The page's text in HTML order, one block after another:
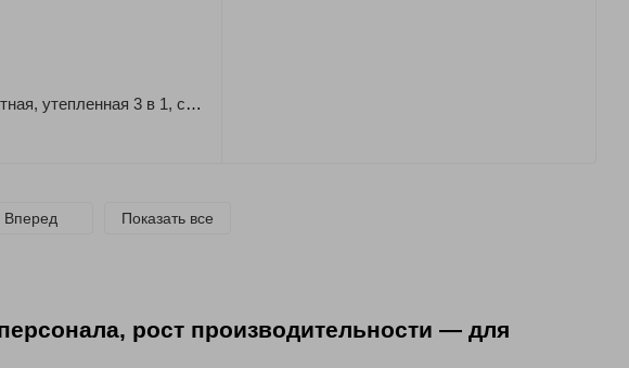
рост производительности — для
Куртка влагозащитная, утепленная 3 в 1, съемная подкладка KX366 Portwest
Вперед Показать все